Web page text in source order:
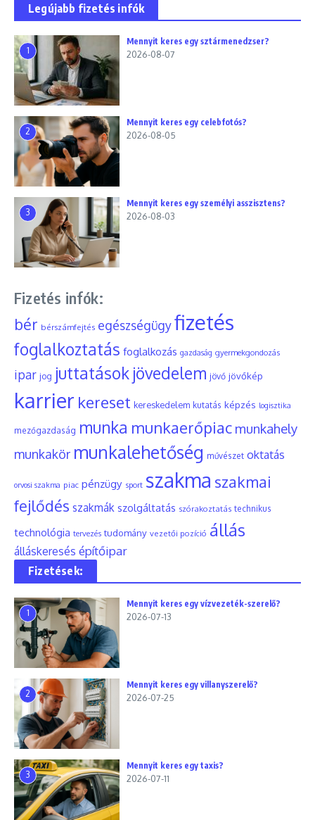
Legújabb fizetés infók
1
Mennyit keres egy sztármenedzser?
2026-08-07
2
Mennyit keres egy celebfotós?
2026-08-05
3
Mennyit keres egy személyi asszisztens?
2026-08-03
Fizetés infók:
bér bérszámfejtés egészségügyfizetés
foglalkoztatás foglalkozás gazdaság gyermekgondozás
ipar jog juttatások jövedelem jövő jövőkép
karrier kereset kereskedelem kutatás képzés logisztika
mezőgazdaság munka munkaerőpiac munkahely
munkakör munkalehetőség művészet oktatás
orvosi szakma piac pénzügy sport szakma szakmai
fejlődés szakmák szolgáltatás szórakoztatás technikus
technológia tervezés tudomány vezetői pozíció állás
álláskeresés építőipar
Fizetések:
1
Mennyit keres egy vízvezeték-szerelő?
2026-07-13
2
Mennyit keres egy villanyszerelő?
2026-07-25
3
Mennyit keres egy taxis?
2026-07-11